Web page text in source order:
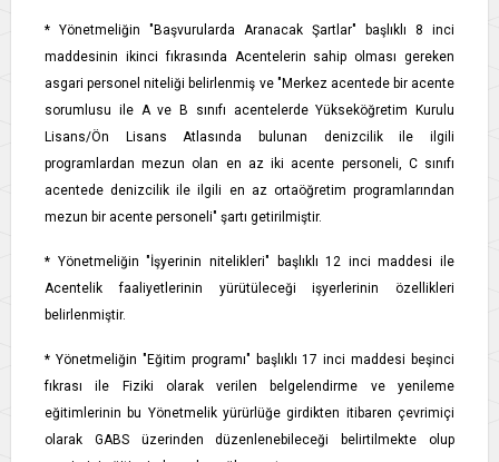
* Yönetmeliğin "Başvurularda Aranacak Şartlar" başlıklı 8 inci
maddesinin ikinci fıkrasında Acentelerin sahip olması gereken
asgari personel niteliği belirlenmiş ve "Merkez acentede bir acente
sorumlusu ile A ve B sınıfı acentelerde Yükseköğretim Kurulu
Lisans/Ön Lisans Atlasında bulunan denizcilik ile ilgili
programlardan mezun olan en az iki acente personeli, C sınıfı
acentede denizcilik ile ilgili en az ortaöğretim programlarından
mezun bir acente personeli" şartı getirilmiştir.
* Yönetmeliğin "İşyerinin nitelikleri" başlıklı 12 inci maddesi ile
Acentelik faaliyetlerinin yürütüleceği işyerlerinin özellikleri
belirlenmiştir.
* Yönetmeliğin "Eğitim programı" başlıklı 17 inci maddesi beşinci
fıkrası ile Fiziki olarak verilen belgelendirme ve yenileme
eğitimlerinin bu Yönetmelik yürürlüğe girdikten itibaren çevrimiçi
olarak GABS üzerinden düzenlenebileceği belirtilmekte olup